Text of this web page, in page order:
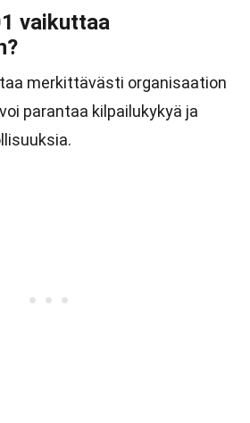
vaikuttaa
merkittävästi organisaation
parantaa kilpailukykyä ja